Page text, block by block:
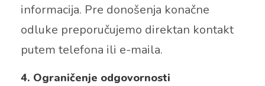
informacija. Pre donošenja konačne
odluke preporučujemo direktan kontakt
putem telefona ili e-maila.
4. Ograničenje odgovornosti